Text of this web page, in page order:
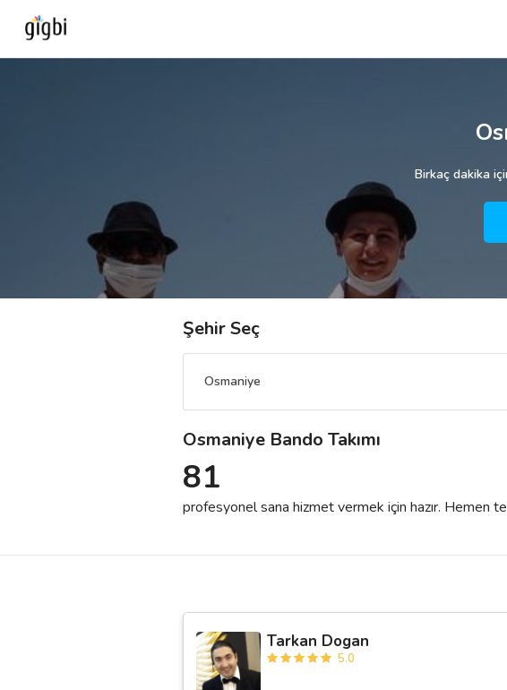
Kategoriler
Birkaç dakika
Şehir Seç
Osmaniye
Osmaniye Bando Takımı
81
profesyonel sana hizmet vermek için hazır. Hemen
Tarkan Dogan
5.0